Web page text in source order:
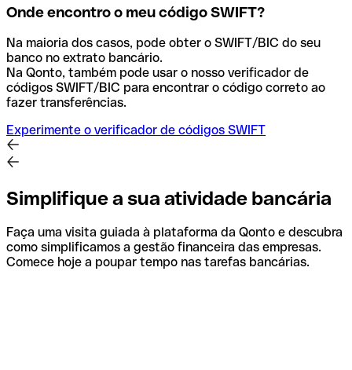
Onde encontro o meu código SWIFT?
Na maioria dos casos, pode obter o SWIFT/BIC do seu
banco no extrato bancário.
Na Qonto, também pode usar o nosso verificador de
códigos SWIFT/BIC para encontrar o código correto ao
fazer transferências.
Experimente o verificador de códigos SWIFT
Simplifique a sua atividade bancária
Faça uma visita guiada à plataforma da Qonto e descubra
como simplificamos a gestão financeira das empresas.
Comece hoje a poupar tempo nas tarefas bancárias.